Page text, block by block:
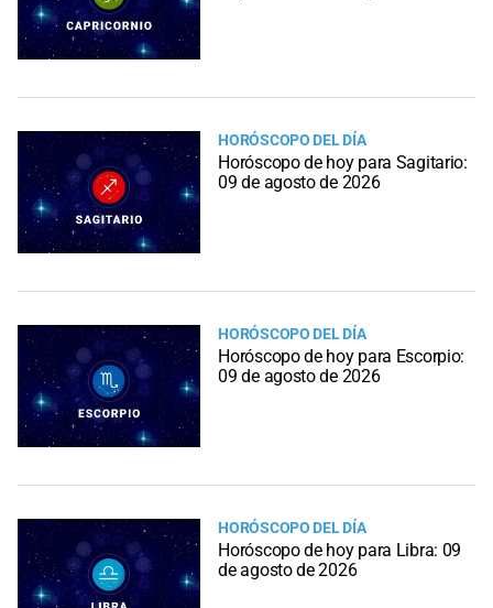
HORÓSCOPO DEL DÍA
Horóscopo de hoy para Sagitario:
09 de agosto de 2026
HORÓSCOPO DEL DÍA
Horóscopo de hoy para Escorpio:
09 de agosto de 2026
HORÓSCOPO DEL DÍA
Horóscopo de hoy para Libra: 09
de agosto de 2026